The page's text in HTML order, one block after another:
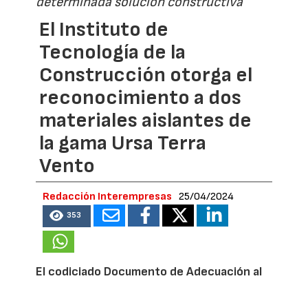
El Instituto de
Tecnología de la
Construcción otorga el
reconocimiento a dos
materiales aislantes de
la gama Ursa Terra
Vento
Redacción Interempresas 25/04/2024
353
El codiciado Documento de Adecuación al